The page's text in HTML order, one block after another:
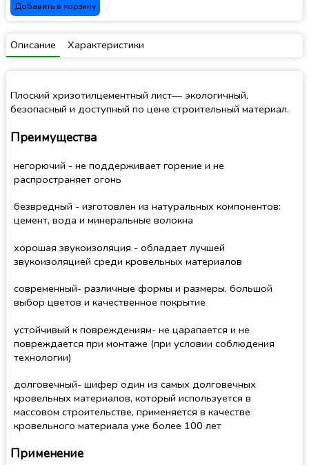
Добавить в корзину
Описание Характеристики
Плоский хризотилцементный лист— экологичный,
безопасный и доступный по цене строительный материал.
Преимущества
негорючий - не поддерживает горение и не
распространяет огонь
безвредный - изготовлен из натуральных компонентов:
цемент, вода и минеральные волокна
хорошая звукоизоляция - обладает лучшей
звукоизоляцией среди кровельных материалов
современный- различные формы и размеры, большой
выбор цветов и качественное покрытие
устойчивый к повреждениям- не царапается и не
повреждается при монтаже (при условии соблюдения
технологии)
долговечный- шифер один из самых долговечных
кровельных материалов, который используется в
массовом строительстве, применяется в качестве
кровельного материала уже более 100 лет
Применение